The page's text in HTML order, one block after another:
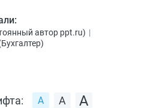
автор ppt.ru) |
Бухгалтер)